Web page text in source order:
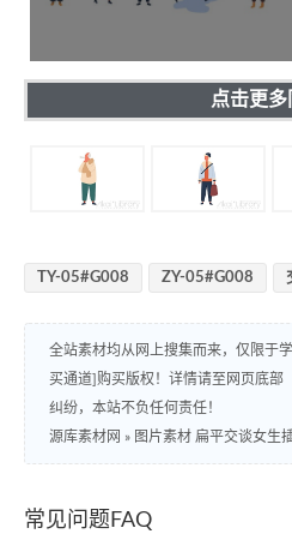
点击更多
TY-05#G008 ZY-05#G008
全站素材均从网上搜集而来，仅限于
买通道]购买版权！详情请至网页底部
纠纷，本站不负任何责任！
源库素材网 » 图片素材 扁平交谈女生
常见问题FAQ